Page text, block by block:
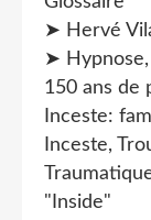
➤ Hervé
➤
150 ans de
Inceste:
Inceste,
"Inside"